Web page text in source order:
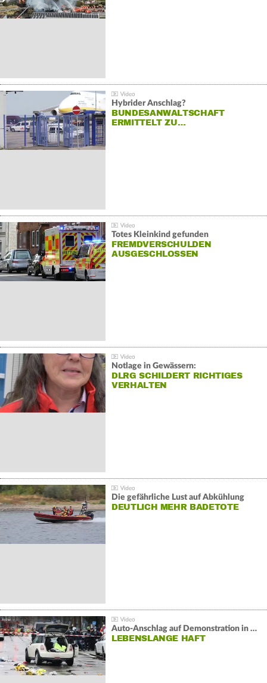
Hybrider Anschlag?
BUNDESANWALTSCHAFT
ERMITTELT ZU…
Totes Kleinkind gefunden
FREMDVERSCHULDEN
AUSGESCHLOSSEN
Notlage in Gewässern:
DLRG SCHILDERT RICHTIGES
VERHALTEN
Die gefährliche Lust auf Abkühlung
DEUTLICH MEHR BADETOTE
Auto-Anschlag auf Demonstration in München:
LEBENSLANGE HAFT